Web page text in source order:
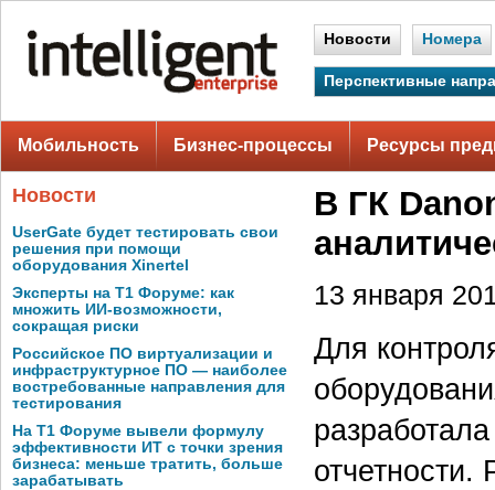
Новости Номера
Перспективные
Мобильность Бизнес-процессы Ресурсы
Новости
UserGate будет тестировать свои
решения при помощи
оборудования Xinertel
Эксперты на Т1 Форуме: как
множить ИИ-возможности,
сокращая риски
Российское ПО виртуализации и
инфраструктурное ПО — наиболее
востребованные направления для
тестирования
На Т1 Форуме вывели формулу
эффективности ИТ с точки зрения
бизнеса: меньше тратить, больше
зарабатывать
В ГК
13 января
Для